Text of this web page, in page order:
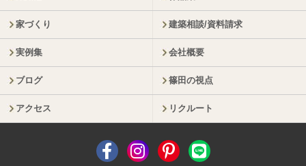
家づくり 建築相談/資料請求
実例集 会社概要
ブログ 篠田の視点
アクセス リクルート